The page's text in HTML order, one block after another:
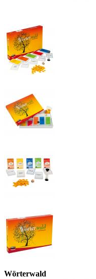
Wörterwald